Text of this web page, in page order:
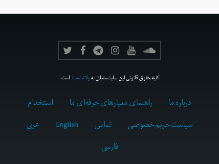
کلیه حقوق قانونی این سایت متعلق بهولانت‌مدیااست.
درباره ما راهنمای معیارهای حرفه‌ای ما
استخدام
سیاست حریم خصوصی
تماس English
عربي
فارسى